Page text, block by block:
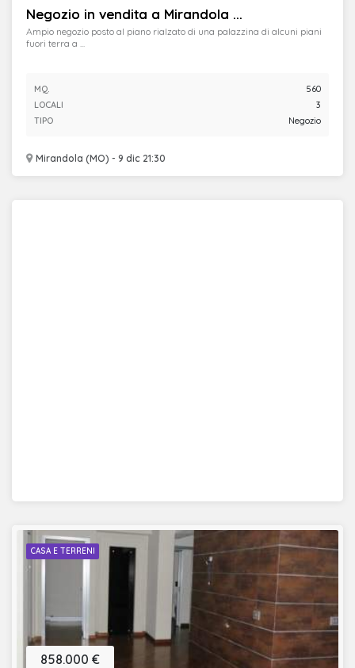
Negozio in vendita a Mirandola ...
Mirandola (MO) - 9 dic 21:30
Ampio negozio posto al piano rialzato di una palazzina di alcuni piani
fuori terra a ...
MQ.
560
LOCALI
3
TIPO
Negozio
CASA E TERRENI
858.000 €